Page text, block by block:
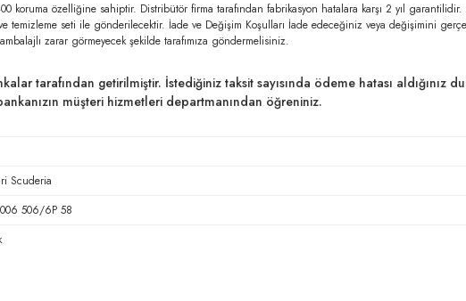
özelliğine sahiptir. Distribütör firma tarafından fabrikasyon hatalara karşı 2 yıl
temizleme seti ile gönderilecektir. İade ve Değişim Koşulları İade edeceğiniz veya değişimini
zarar görmeyecek şekilde tarafımıza göndermelisiniz.
tarafından getirilmiştir. İstediğiniz taksit sayısında ödeme hatası
müşteri hizmetleri departmanından öğreniniz.
Scuderia
506/6P 58